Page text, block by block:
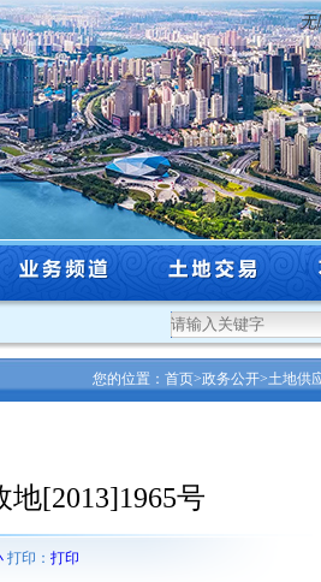
无
号 关于2025年度沈阳市工程系列自然资源
您的位置： 首页>政务公开>土地供
[2013]1965号
打印： 打印